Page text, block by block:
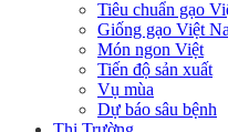
Tiêu chuẩn gạo
Giống gạo Việt
Món ngon Việt
Tiến độ sản xuất
Vụ mùa
Dự báo sâu bệnh